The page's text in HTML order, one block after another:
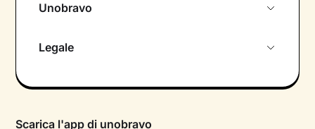
Unobravo
Psicologo in chat
Legale
Scarica l'app di unobravo